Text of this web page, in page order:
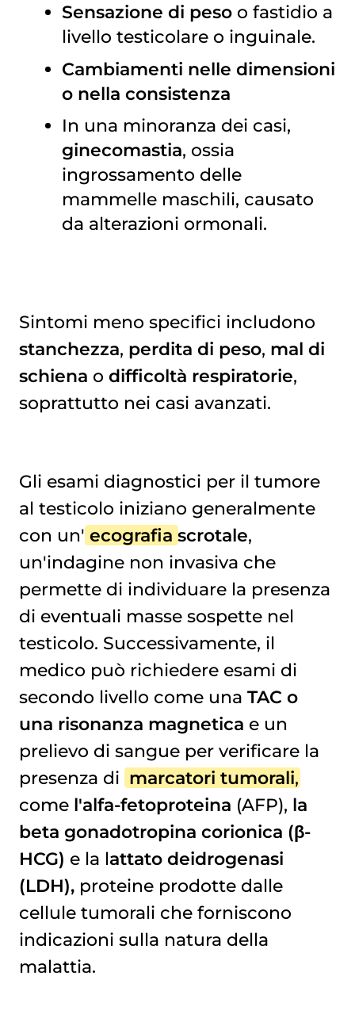
Sensazione di pesoo fastidio a
livello testicolare o inguinale.
Cambiamenti nelle dimensioni
o nella consistenza
In una minoranza dei casi,
ginecomastia, ossia
ingrossamento delle
mammelle maschili, causato
da alterazioni ormonali.
Sintomi meno specifici includono
stanchezza, perdita di peso, mal di
schiena o difficoltà respiratorie,
soprattutto nei casi avanzati.
Gli esami diagnostici per il tumore
al testicolo iniziano generalmente
con un' ecografia scrotale,
un'indagine non invasiva che
permette di individuare la presenza
di eventuali masse sospette nel
testicolo. Successivamente, il
medico può richiedere esami di
secondo livello come una TAC o
una risonanza magnetica e un
prelievo di sangue per verificare la
presenza di marcatori tumorali,
comel'alfa-fetoproteina (AFP), la
beta gonadotropina corionica (β-
HCG) e la lattato deidrogenasi
(LDH),proteine prodotte dalle
cellule tumorali che forniscono
indicazioni sulla natura della
malattia.